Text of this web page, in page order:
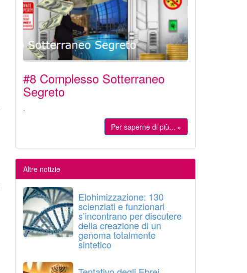
#8 Complesso Sotterraneo
Segreto
.
Per saperne di più... »
Altre notizie
Elohimizzazione: 130
scienziati e funzionari
s’incontrano per discutere
della creazione di un
genoma totalmente
sintetico